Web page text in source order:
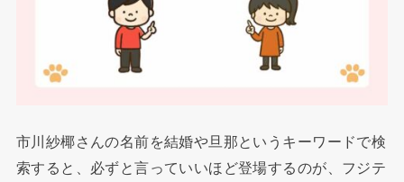
市川紗椰さんの名前を結婚や旦那というキーワードで検
索すると、必ずと言っていいほど登場するのが、フジテ